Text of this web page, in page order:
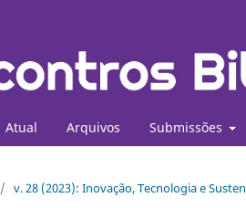
Atual Arquivos Submissões
/ v. 28 (2023): Inovação, Tecnologia e